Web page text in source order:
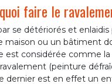
faire le
se détériorés et
maison ou un bâtiment
est considérée comme
(peinture
dernier est en effet un